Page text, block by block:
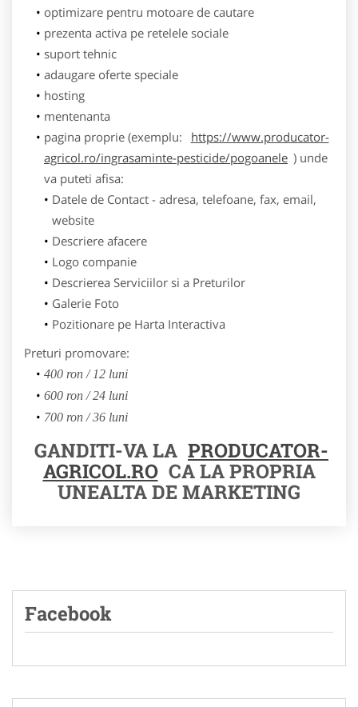
optimizare pentru motoare de cautare
prezenta activa pe retelele sociale
suport tehnic
adaugare oferte speciale
hosting
mentenanta
pagina proprie (exemplu:
https://www.producator-
agricol.ro/ingrasaminte-pesticide/pogoanele ) unde
va puteti afisa:
Datele de Contact - adresa, telefoane, fax, email,
website
Descriere afacere
Logo companie
Descrierea Serviciilor si a Preturilor
Galerie Foto
Pozitionare pe Harta Interactiva
Preturi promovare:
400 ron / 12 luni
600 ron / 24 luni
700 ron / 36 luni
GANDITI-VA LA PRODUCATOR-
AGRICOL.RO CA LA PROPRIA
UNEALTA DE MARKETING
Facebook